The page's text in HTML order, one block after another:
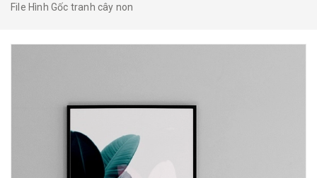
Tranh treo tường
Mua File Tranh Tranh Thực Tế
File Hình Gốc tranh cây non